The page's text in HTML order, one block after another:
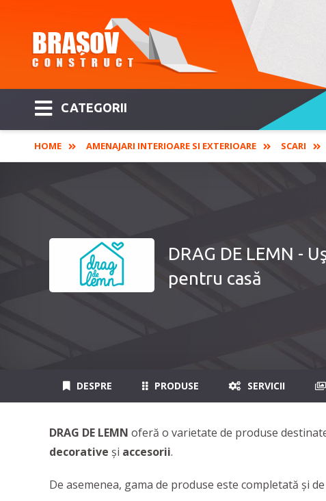
CATEGORII
HOME AMENAJARI INTERIOARE SI EXTERIOARE SCARI
DRAG DE LEMN -
pentru casă
DESPRE PRODUSE SERVICII
DRAG DE LEMN oferă o varietate de produse
decorative şi accesorii.
De asemenea, gama de produse este completată şi de